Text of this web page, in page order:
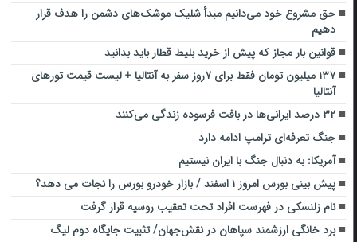
حق مشروع خود می‌دانیم مبدأ شلیک موشک‌های دشمن را هدف قرار
دهیم
قوانین بار مجاز که پیش از خرید بلیط قطار باید بدانید
۱۳۷ میلیون تومان فقط برای ۷روز سفر به آنتالیا + لیست قیمت تورهای
آنتالیا
۳۲ درصد ایرانی‌‎ها در بافت فرسوده زندگی می‌کنند
جنگ تعرفه‌ای ترامپ ادامه دارد
آمریکا: به دنبال جنگ با ایران نیستیم
پیش بینی بورس امروز ۱ اسفند / بازار خودرو بورس را نجات می دهد؟
نام زلنسکی در فهرست افراد تحت تعقیب روسیه قرار گرفت
برد خانگی ارزشمند سپاهان در نقش‌جهان/ تثبیت جایگاه دوم لیگ